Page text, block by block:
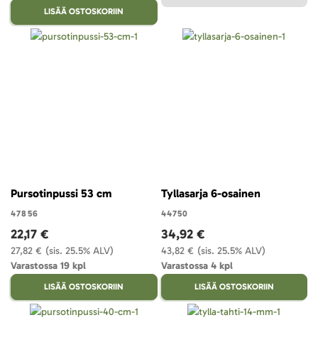
LISÄÄ OSTOSKORIIN
Pursotinpussi 53 cm
47856
(sis. 25.5% ALV)
27,82 €
22,17 €
Varastossa 19 kpl
LISÄÄ OSTOSKORIIN
Tyllasarja 6-osainen
44750
(sis. 25.5% ALV)
43,82 €
34,92 €
Varastossa 4 kpl
LISÄÄ OSTOSKORIIN